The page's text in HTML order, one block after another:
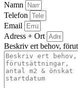
Namn
Telefon
Email
Adress + Ort
Beskriv ert behov,